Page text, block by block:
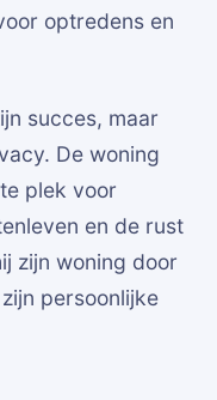
optredens en
succes, maar
De woning
plek voor
en de rust
zijn woning door
persoonlijke